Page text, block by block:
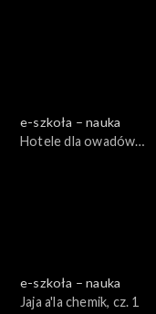
e-szkoła – nauka
Hotele dla owadów
e-szkoła – nauka
Jaja a'la chemik, cz. 1